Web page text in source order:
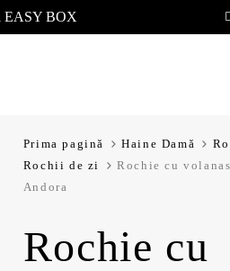
EASY BOX
Prima pagină Haine Damă
Rochii de zi
Rochie cu
Andora
Rochie cu